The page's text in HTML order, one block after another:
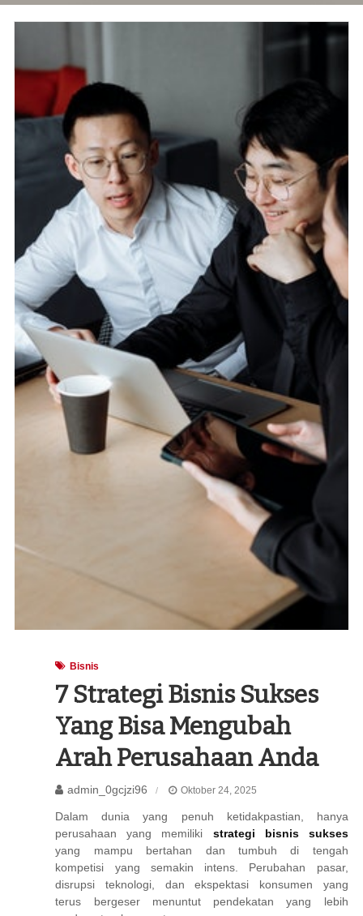
Bisnis
7 Strategi Bisnis Sukses
Yang Bisa Mengubah
Arah Perusahaan Anda
admin_0gcjzi96 Oktober 24, 2025
Dalam dunia yang penuh ketidakpastian, hanya
perusahaan yang memiliki strategi bisnis sukses
yang mampu bertahan dan tumbuh di tengah
kompetisi yang semakin intens. Perubahan pasar,
disrupsi teknologi, dan ekspektasi konsumen yang
terus bergeser menuntut pendekatan yang lebih